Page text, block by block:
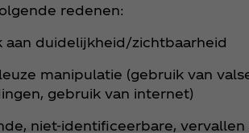
redenen:
aan duidelijkheid/zichtbaarheid
manipulatie (gebruik van
gebruik van internet)
niet-identificeerbare,